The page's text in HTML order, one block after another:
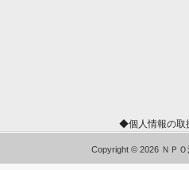
◆個人情報の
Copyright © 2026 ＮＰ